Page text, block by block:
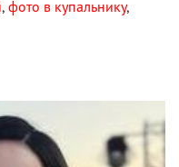
, фото в купальнику,